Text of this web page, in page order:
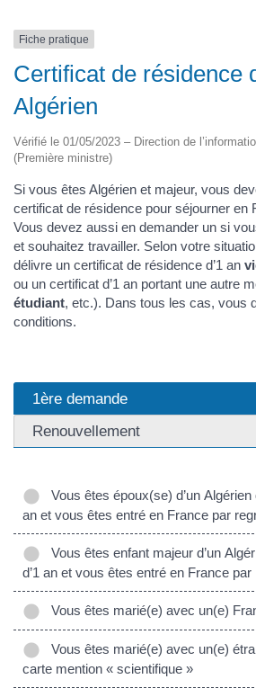
Fiche pratique
Certificat de résidence
Algérien
Vérifié le 01/05/2023 – Direction de
(Première ministre)
Si vous êtes Algérien et majeur, vous
certificat de résidence pour séjourner en
Vous devez aussi en demander un si
et souhaitez travailler. Selon votre
délivre un certificat de résidence d’1 an
ou un certificat d’1 an portant une autre
étudiant, etc.). Dans tous les cas, vous
conditions.
1ère demande
Renouvellement
Vous êtes époux(se) d’un Algérien
an et vous êtes entré en France par
Vous êtes enfant majeur d’un
d’1 an et vous êtes entré en France
Vous êtes marié(e) avec un(e)
Vous êtes marié(e) avec un(e)
carte mention « scientifique »